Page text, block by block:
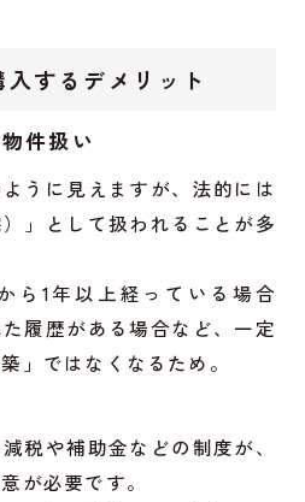
するデメリット
件扱い
うに見えますが、法的には
）」として扱われることが多
ら1年以上経っている場合
履歴がある場合など、一定
」ではなくなるため。
税や補助金などの制度が、
が必要です。